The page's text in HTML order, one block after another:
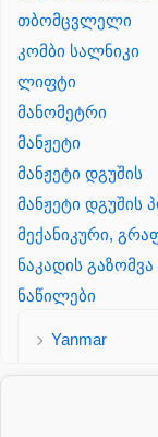
თბომცვლელი
კომბი სალნიკი
ლიფტი
მანომეტრი
მანჟეტი
მანჟეტი დგუშის
მანჟეტი
მექანიკური,
ნაკადის გაზომვა
ნაწილები
Yanmar